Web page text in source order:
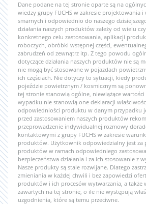
Dane podane na tej stronie oparte są na
wiedzy grupy FUCHS w zakresie projektowania
smarnych i odpowiednio do naszego
działania naszych produktów zależy od wielu
konkretnego celu zastosowania, aplikacji
roboczych, obróbki wstępnej części,
zabrudzeń od zewnątrz itp. Z tego powodu
dotyczące działania naszych produktów nie są
nie mogą być stosowane w pojazdach
ich częściach. Nie dotyczy to sytuacji, kiedy
pojeździe powietrznym / kosmicznym są
tej stronie stanowią ogólne, niewiążące
wypadku nie stanowią one deklaracji
odpowiedniości produktu w danym przypadku
przed zastosowaniem naszych produktów
przeprowadzenie indywidualnej rozmowy
kontaktowymi z grupy FUCHS w zakresie
produktów. Użytkownik odpowiedzialny jest za
produktów w ramach odpowiedniego
bezpieczeństwa działania i za ich stosowanie z
Nasze produkty są stale rozwijane. Dlatego
zmieniania w każdej chwili i bez zapowiedzi
produktów i ich procesów wytwarzania, a także
zawartych na tej stronie, o ile nie występują
uzgodnienia, które są temu przeciwne.